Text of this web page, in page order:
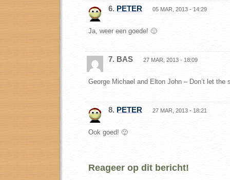
6. PETER 05 MAR, 2013 - 14:29
Ja, weer een goede! 🙂
7. BAS 27 MAR, 2013 - 18:09
George Michael and Elton John – Don’t let the
8. PETER 27 MAR, 2013 - 18:21
Ook goed! 🙂
Reageer op dit bericht!